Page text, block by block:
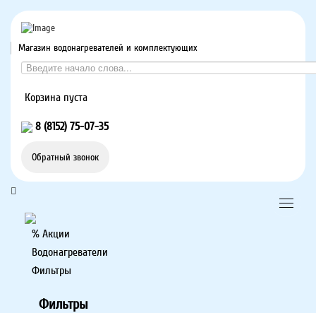
Магазин водонагревателей и комплектующих
Корзина пуста
8 (8152) 75-07-35
Обратный звонок
% Акции
Водонагреватели
Фильтры
Фильтры